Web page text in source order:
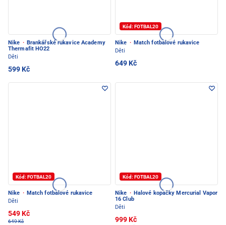
Nike · Brankářské rukavice Academy
Thermafit HO22
Děti
599 Kč
Kód: FOTBAL20
Nike · Match fotbalové rukavice
Děti
649 Kč
Kód: FOTBAL20
Nike · Match fotbalové rukavice
Děti
549 Kč
649 Kč
Kód: FOTBAL20
Nike · Halové kopačky Mercurial Vapor
16 Club
Děti
999 Kč